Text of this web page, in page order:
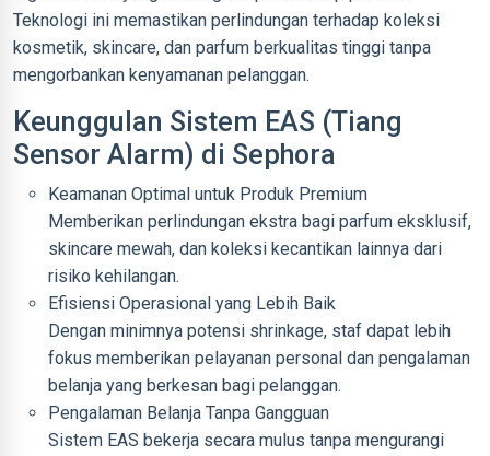
Teknologi ini memastikan perlindungan terhadap koleksi
kosmetik, skincare, dan parfum berkualitas tinggi tanpa
mengorbankan kenyamanan pelanggan.
Keunggulan Sistem EAS (Tiang
Sensor Alarm) di Sephora
Keamanan Optimal untuk Produk Premium
Memberikan perlindungan ekstra bagi parfum eksklusif,
skincare mewah, dan koleksi kecantikan lainnya dari
risiko kehilangan.
Efisiensi Operasional yang Lebih Baik
Dengan minimnya potensi shrinkage, staf dapat lebih
fokus memberikan pelayanan personal dan pengalaman
belanja yang berkesan bagi pelanggan.
Pengalaman Belanja Tanpa Gangguan
Sistem EAS bekerja secara mulus tanpa mengurangi